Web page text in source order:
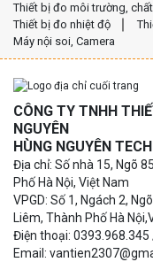
Thiết bị đo môi trường,
Thiết bị đo nhiệt độ
Máy nội soi, Camera
CÔNG TY TNHH
NGUYÊN
HÙNG NGUYÊN
Địa chỉ: Số nhà 15, Ngõ
Phố Hà Nội, Việt Nam
VPGD: Số 1, Ngách 2,
Liêm, Thành Phố Hà
Điện thoại:
Email: